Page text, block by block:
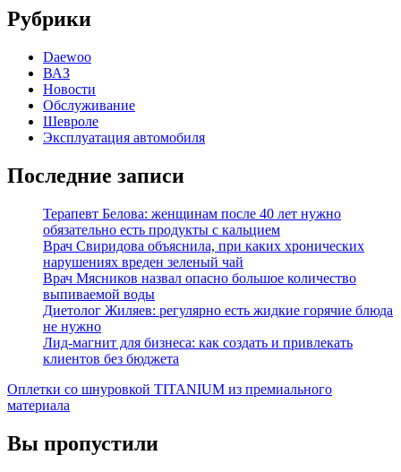
Рубрики
Daewoo
ВАЗ
Новости
Обслуживание
Шевроле
Эксплуатация автомобиля
Последние записи
Терапевт Белова: женщинам после 40 лет нужно
обязательно есть продукты с кальцием
Врач Свиридова объяснила, при каких хронических
нарушениях вреден зеленый чай
Врач Мясников назвал опасно большое количество
выпиваемой воды
Диетолог Жиляев: регулярно есть жидкие горячие блюда
не нужно
Лид-магнит для бизнеса: как создать и привлекать
клиентов без бюджета
Оплетки со шнуровкой TITANIUM из премиального
материала
Вы пропустили